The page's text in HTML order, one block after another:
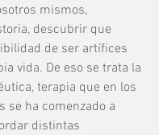
mismos,
descubrir que
de ser artífices
vida. De eso se trata la
terapia que en los
se ha comenzado a
distintas